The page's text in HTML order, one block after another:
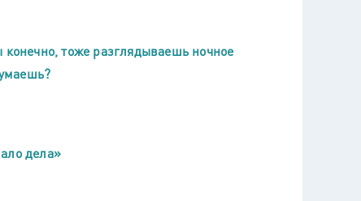
тоже разглядываешь ночное
дела»